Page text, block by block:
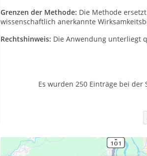
Grenzen der Methode: Die Methode
wissenschaftlich anerkannte
Rechtshinweis: Die Anwendung unterliegt
Es wurden 250 Einträge bei der